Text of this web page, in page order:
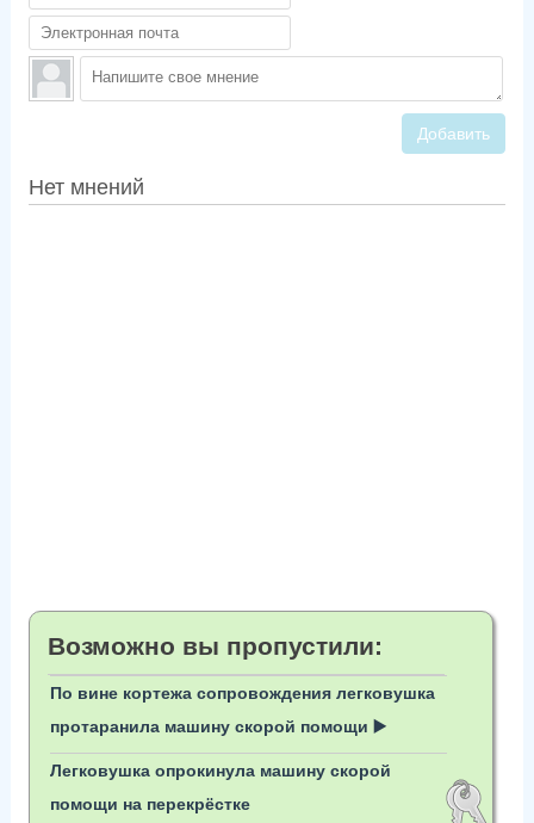
Добавить
Нет мнений
Возможно вы пропустили:
По вине кортежа сопровождения легковушка
протаранила машину скорой помощи ▶️
Легковушка опрокинула машину скорой
помощи на перекрёстке